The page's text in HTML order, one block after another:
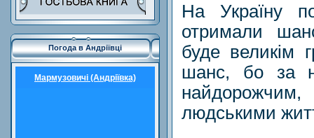
Погода в Андріївці
Мармузовичі (Андріївка)
На Україну
отримали
буде великім
шанс, бо за
людськими